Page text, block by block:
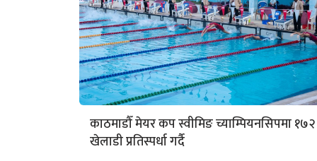
काठमाडौँ मेयर कप स्वीमिङ च्याम्पियनसिपमा १७२
खेलाडी प्रतिस्पर्धा गर्दै